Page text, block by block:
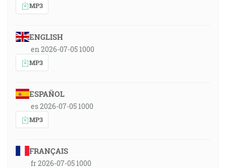
MP3
ENGLISH
en 2026-07-05 1000
MP3
ESPAÑOL
es 2026-07-05 1000
MP3
FRANÇAIS
fr 2026-07-05 1000